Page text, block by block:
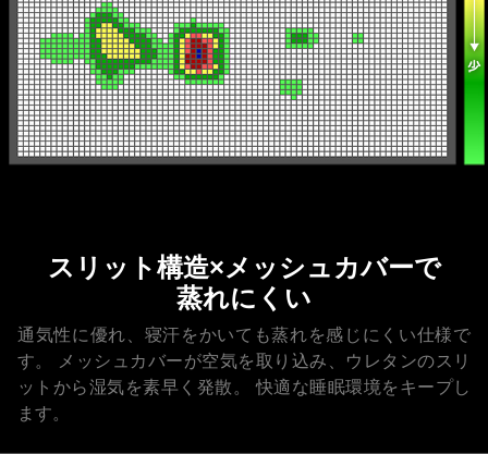
スリット構造×メッシュカバーで
蒸れにくい
通気性に優れ、寝汗をかいても蒸れを感じにくい仕様で
す。
メッシュカバーが空気を取り込み、ウレタンのスリ
ットから湿気を素早く発散。
快適な睡眠環境をキープし
ます。